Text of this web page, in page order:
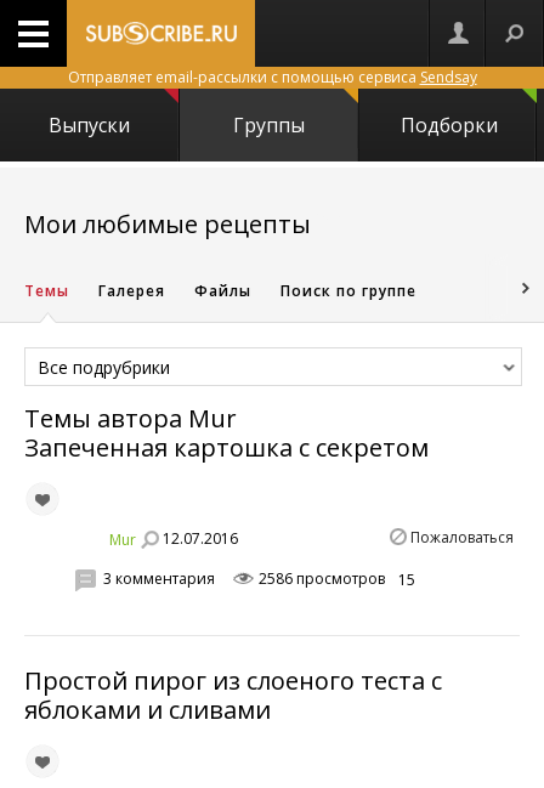
Отправляет email-рассылки с помощью сервиса Sendsay
Выпуски Группы Подборки
Мои любимые рецепты
Темы Галерея Файлы Поиск по группе
Все подрубрики
Темы автора Mur
Запеченная картошка с секретом
Mur 12.07.2016 Пожаловаться
3 комментария 2586 просмотров 15
Простой пирог из слоеного теста с
яблоками и сливами